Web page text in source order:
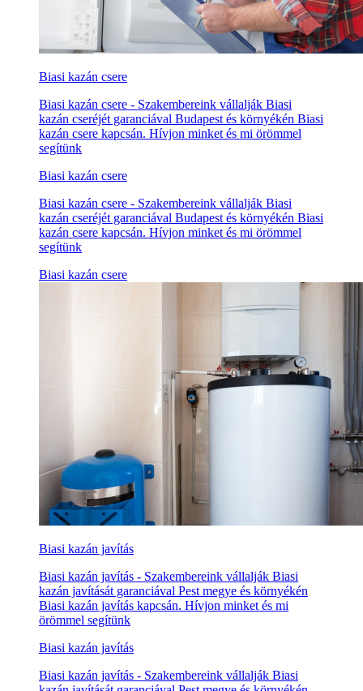
Biasi kazán csere
Biasi kazán csere - Szakembereink vállalják Biasi
kazán cseréjét garanciával Budapest és környékén Biasi
kazán csere kapcsán. Hívjon minket és mi örömmel
segítünk
Biasi kazán csere
Biasi kazán csere - Szakembereink vállalják Biasi
kazán cseréjét garanciával Budapest és környékén Biasi
kazán csere kapcsán. Hívjon minket és mi örömmel
segítünk
Biasi kazán csere
Biasi kazán javítás
Biasi kazán javítás - Szakembereink vállalják Biasi
kazán javítását garanciával Pest megye és környékén
Biasi kazán javítás kapcsán. Hívjon minket és mi
örömmel segítünk
Biasi kazán javítás
Biasi kazán javítás - Szakembereink vállalják Biasi